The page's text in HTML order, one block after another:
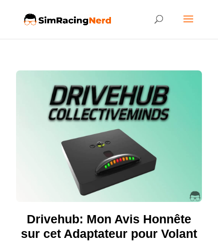
Drivehub: Mon Avis Honnête
sur cet Adaptateur pour Volant